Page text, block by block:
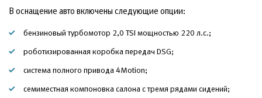
В оснащение авто включены следующие опции:
бензиновый турбомотор 2,0 TSI мощностью 220 л.с.;
роботизированная коробка передач DSG;
система полного привода 4Motion;
семиместная компоновка салона с тремя рядами сидений;